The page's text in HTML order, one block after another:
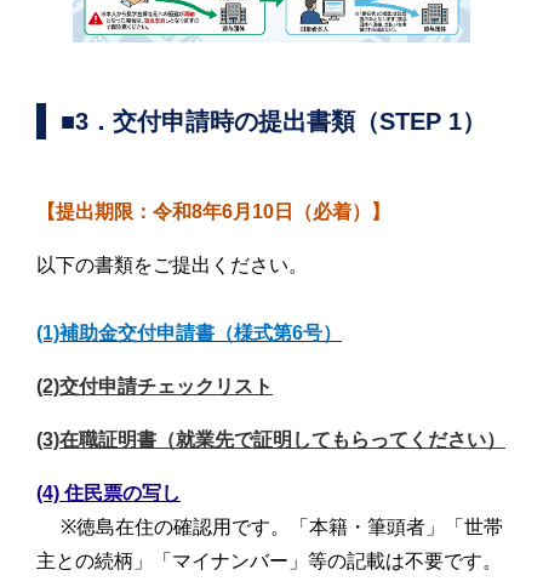
■3．交付申請時の提出書類（STEP 1）
【提出期限：令和8年6月10日（必着）】
以下の書類をご提出ください。
(1)補助金交付申請書（様式第6号）
(2)交付申請チェックリスト
(3)在職証明書（就業先で証明してもらってください）
(4) 住民票の写し
※徳島在住の確認用です。「本籍・筆頭者」「世帯
主との続柄」「マイナンバー」等の記載は不要です。